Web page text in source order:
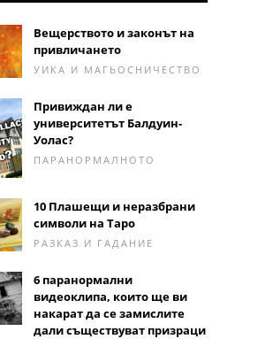
Вещерството и законът на
привличането
УИКА И МАГЬОСНИЧЕСТВО
Привиждан ли е
университетът Балдуин-
Уолас?
ПАРАНОРМАЛНОТО
10 Плашещи и неразбрани
символи на Таро
РАЗКАЗ И ГАДАНИЕ
6 паранормални
видеоклипа, които ще ви
накарат да се замислите
дали съществуват призраци